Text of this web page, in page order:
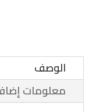
الوصف
معلومات